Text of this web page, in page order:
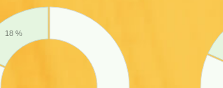
18 %